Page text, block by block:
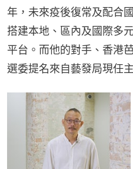
年，未來疫後復常及配合
搭建本地、區內及國際多
平台。而他的對手、香港
選委提名來自藝發局現任